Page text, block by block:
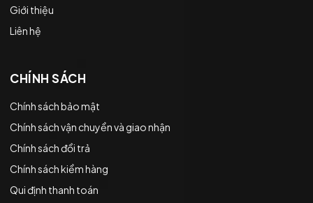
Giới thiệu
Liên hệ
CHÍNH SÁCH
Chính sách bảo mật
Chính sách vận chuyển và giao nhận
Chính sách đổi trả
Chính sách kiểm hàng
Qui định thanh toán